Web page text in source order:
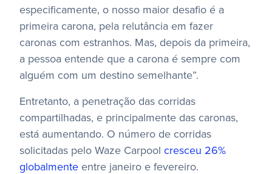
especificamente, o nosso maior desafio é a
primeira carona, pela relutância em fazer
caronas com estranhos. Mas, depois da primeira,
a pessoa entende que a carona é sempre com
alguém com um destino semelhante”.
Entretanto, a penetração das corridas
compartilhadas, e principalmente das caronas,
está aumentando. O número de corridas
solicitadas pelo Waze Carpool cresceu 26%
globalmente entre janeiro e fevereiro.